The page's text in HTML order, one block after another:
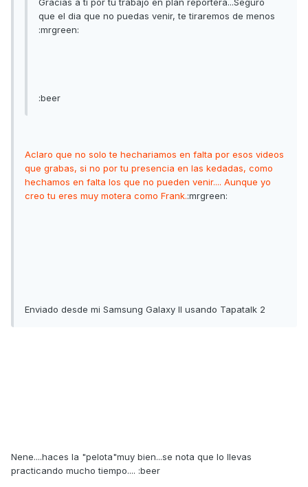
Gracias a ti por tu trabajo en plan reportera...Seguro
que el dia que no puedas venir, te tiraremos de menos
:mrgreen:
:beer
Aclaro que no solo te hechariamos en falta por esos videos
que grabas, si no por tu presencia en las kedadas, como
hechamos en falta los que no pueden venir.... Aunque yo
creo tu eres muy motera como Frank.:mrgreen:
Enviado desde mi Samsung Galaxy II usando Tapatalk 2
Nene....haces la "pelota"muy bien...se nota que lo llevas
practicando mucho tiempo.... :beer